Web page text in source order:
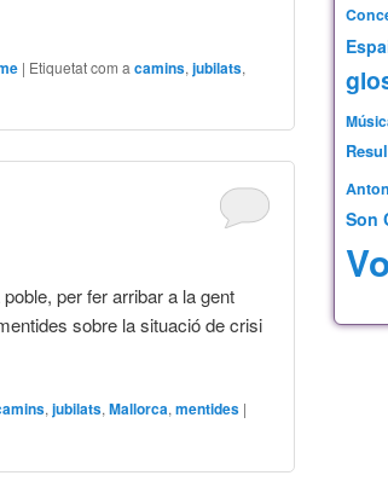
| Etiquetat com a camins,jubilats,
per fer arribar a la gent
sobre la situació de crisi
,jubilats,Mallorca,mentides |
Son